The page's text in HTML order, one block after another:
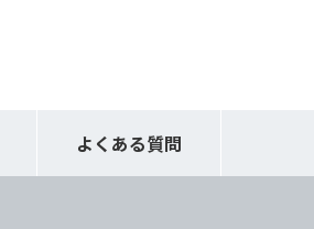
よくある質問